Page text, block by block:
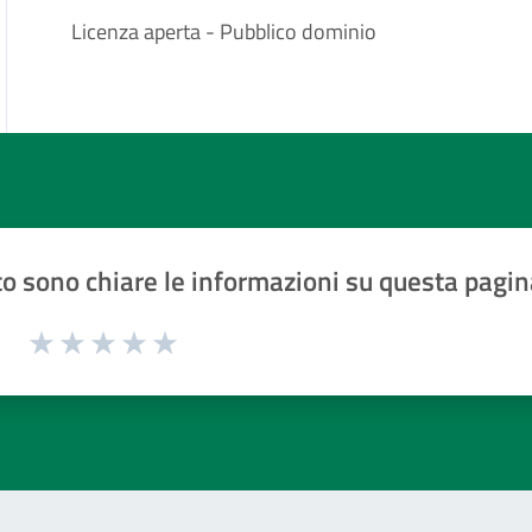
Licenza aperta - Pubblico dominio
sono chiare le informazioni su questa
1 a 5 stelle la pagina